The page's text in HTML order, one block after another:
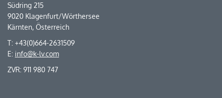
Südring 215
9020 Klagenfurt/Wörthersee
Kärnten, Österreich
T: +43(0)664-2631509
E: info@k-lv.com
ZVR: 911 980 747